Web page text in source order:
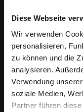
Diese Webseite
Wir verwenden
personalisieren,
zu können und die
analysieren.
Verwendung
soziale Medien,
Partner führen